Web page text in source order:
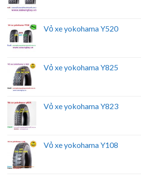
Vỏ xe yokohama Y520
Vỏ xe yokohama Y825
Vỏ xe yokohama Y823
Vỏ xe yokohama Y108